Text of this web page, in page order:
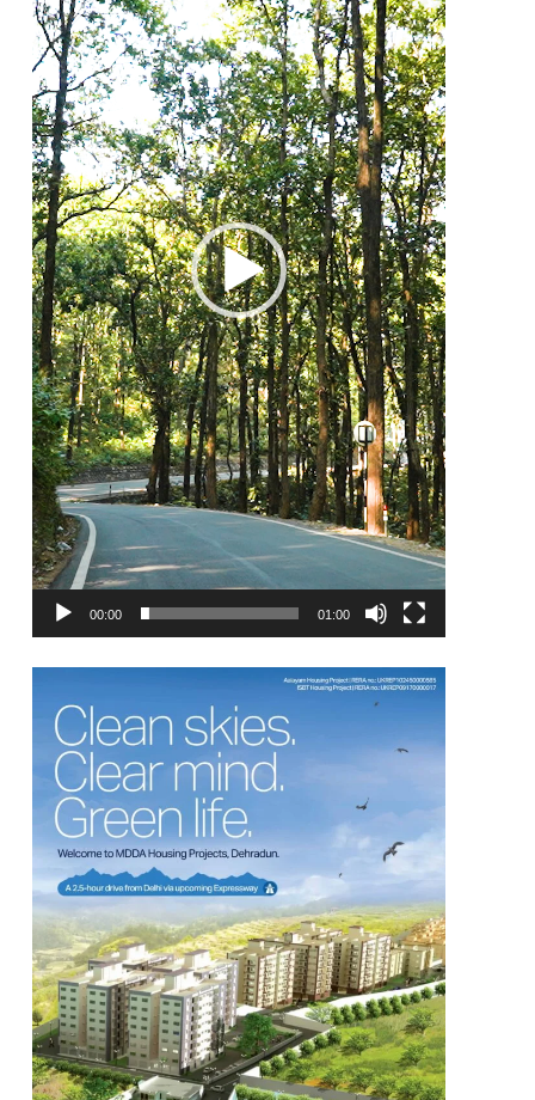
00:00 01:00